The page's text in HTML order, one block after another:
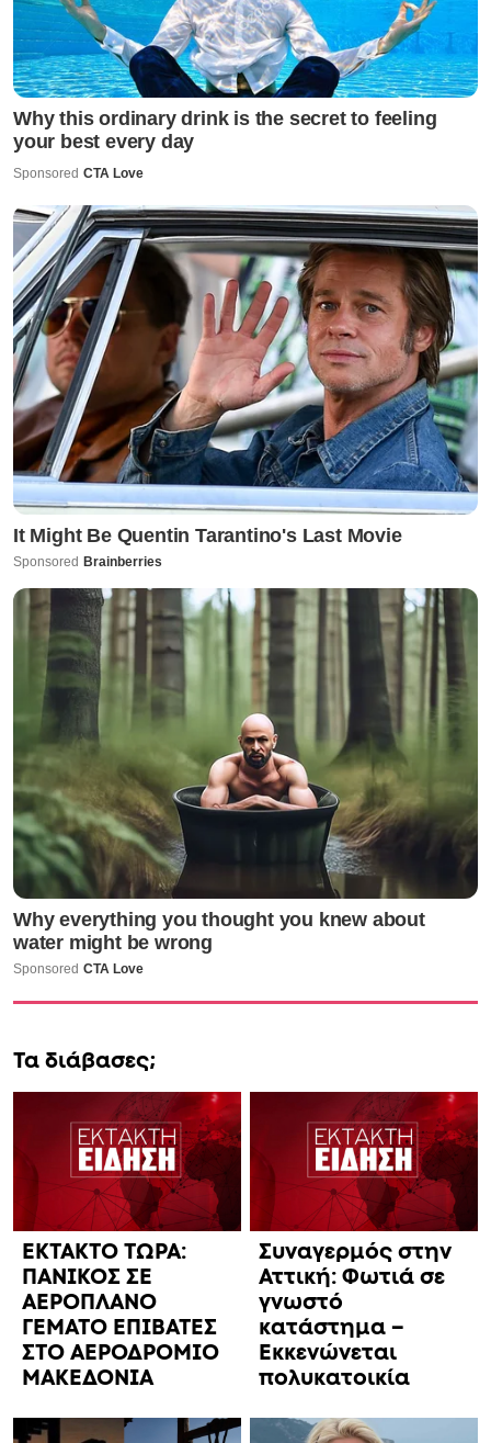
Τα διάβασες;
ΕΚΤΑΚΤΟ ΤΩΡΑ:
ΠΑΝΙΚΟΣ ΣΕ
ΑΕΡΟΠΛΑΝΟ
ΓΕΜΑΤΟ ΕΠΙΒΑΤΕΣ
ΣΤΟ ΑΕΡΟΔΡΟΜΙΟ
ΜΑΚΕΔΟΝΙΑ
Συναγερμός στην
Αττική: Φωτιά σε
γνωστό
κατάστημα –
Εκκενώνεται
πολυκατοικία